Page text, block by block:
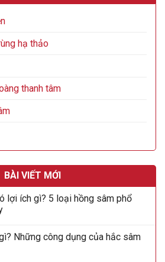
hạ thảo
thanh tâm
BÀI VIẾT MỚI
lợi ích gì? 5 loại hồng sâm phổ
Những công dụng của hắc sâm